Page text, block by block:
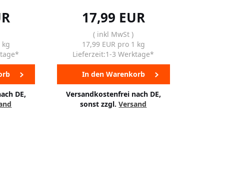
kg
DE,
17,99 EUR
( inkl MwSt )
17,99 EUR pro 1 kg
Lieferzeit:1-3 Werktage*
In den Warenkorb
Versandkostenfrei nach DE,
sonst zzgl.Versand